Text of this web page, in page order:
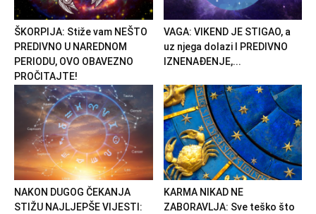
ŠKORPIJA: Stiže vam NEŠTO
PREDIVNO U NAREDNOM
PERIODU, OVO OBAVEZNO
PROČITAJTE!
VAGA: VIKEND JE STIGAO, a
uz njega dolazi I PREDIVNO
IZNENAĐENJE,...
NAKON DUGOG ČEKANJA
STIŽU NAJLJEPŠE VIJESTI:
KARMA NIKAD NE
ZABORAVLJA: Sve teško što